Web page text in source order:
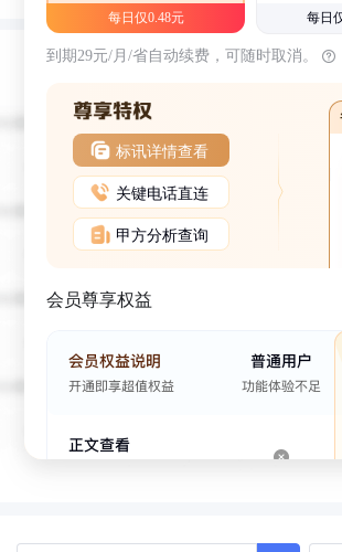
每日仅0.48元 每日
到期29元/月/省自动续费，可随时取消。
标讯详情查看
关键电话直连
甲方分析查询
会员尊享权益